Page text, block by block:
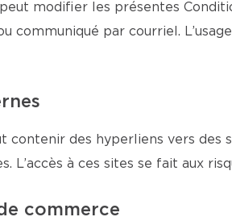
modifier les présentes
communiqué par courriel.
contenir des hyperliens vers des
L’accès à ces sites se fait aux
commerce